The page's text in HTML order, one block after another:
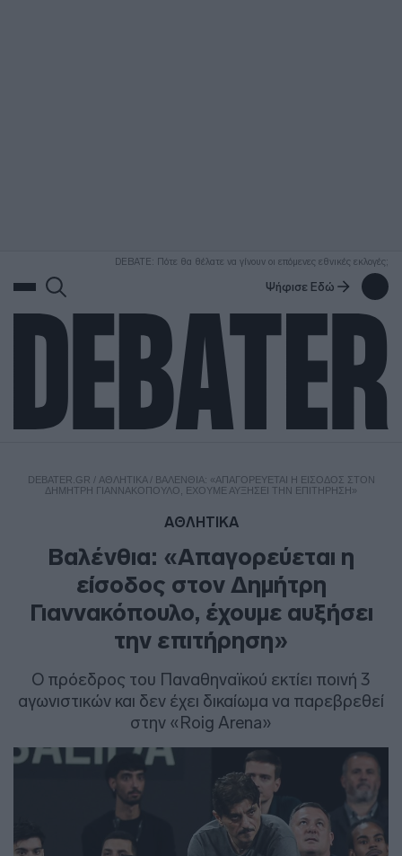
DEBATE: Πότε θα θέλατε να γίνουν οι επόμενες εθνικές εκλογές;
Ψήφισε Εδώ
DEBATER.GR / ΑΘΛΗΤΙΚΑ/ ΒΑΛΈΝΘΙΑ: «ΑΠΑΓΟΡΕΎΕΤΑΙ Η ΕΊΣΟΔΟΣ ΣΤΟΝ
ΔΗΜΉΤΡΗ ΓΙΑΝΝΑΚΌΠΟΥΛΟ, ΈΧΟΥΜΕ ΑΥΞΉΣΕΙ ΤΗΝ ΕΠΙΤΉΡΗΣΗ»
ΑΘΛΗΤΙΚΑ
Βαλένθια: «Απαγορεύεται η
είσοδος στον Δημήτρη
Γιαννακόπουλο, έχουμε αυξήσει
την επιτήρηση»
Ο πρόεδρος του Παναθηναϊκού εκτίει ποινή 3
αγωνιστικών και δεν έχει δικαίωμα να παρεβρεθεί
στην «Roig Arena»